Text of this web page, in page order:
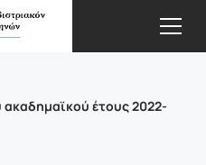
έτους 2022-